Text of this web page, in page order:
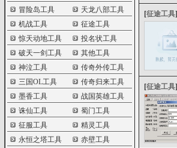
冒险岛工具
天龙八部工具
机战工具
征途工具
惊天动地工具
投名状工具
破天一剑工具
其他工具
神泣工具
传奇外传工具
三国OL工具
传奇归来工具
墨香工具
战国英雄工具
诛仙工具
蜀门工具
征服工具
精灵工具
永恒之塔工具
赤壁工具
[征途工具]
[征途工具]